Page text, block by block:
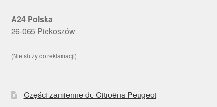
A24 Polska
26-065 Piekoszów
(Nie służy do reklamacji)
Części zamienne do Citroëna Peugeot